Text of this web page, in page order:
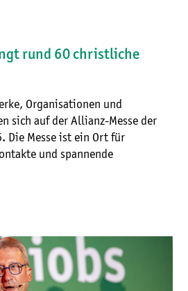
rund 60 christliche
Organisationen und
sich auf der Allianz-Messe der
Die Messe ist ein Ort für
und spannende